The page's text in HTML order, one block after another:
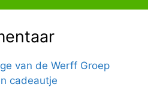
van de Werff Groep
cadeautje